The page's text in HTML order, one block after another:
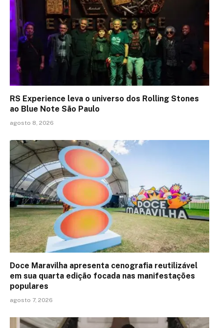
RS Experience leva o universo dos Rolling Stones
ao Blue Note São Paulo
agosto 8, 2026
Doce Maravilha apresenta cenografia reutilizável
em sua quarta edição focada nas manifestações
populares
agosto 7, 2026